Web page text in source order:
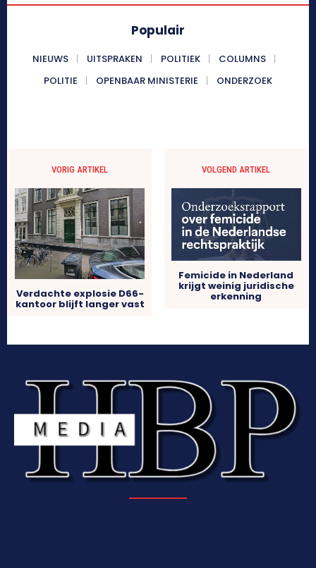
Populair
NIEUWS UITSPRAKEN POLITIEK
COLUMNS
POLITIE
OPENBAAR MINISTERIE ONDERZOEK
VORIG ARTIKEL
Verdachte explosie D66-
kantoor blijft langer vast
VOLGEND ARTIKEL
Femicide in Nederland
krijgt weinig juridische
erkenning